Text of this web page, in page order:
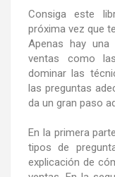
Consiga este
próxima vez que
Apenas hay
ventas como
dominar las
las preguntas
da un gran paso
En la primera
tipos de
explicación de